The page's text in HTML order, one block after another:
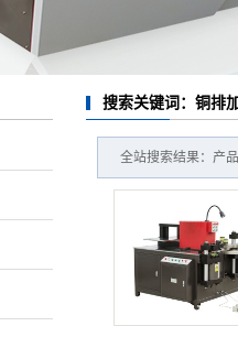
搜索关键词：铜排
全站搜索结果：产